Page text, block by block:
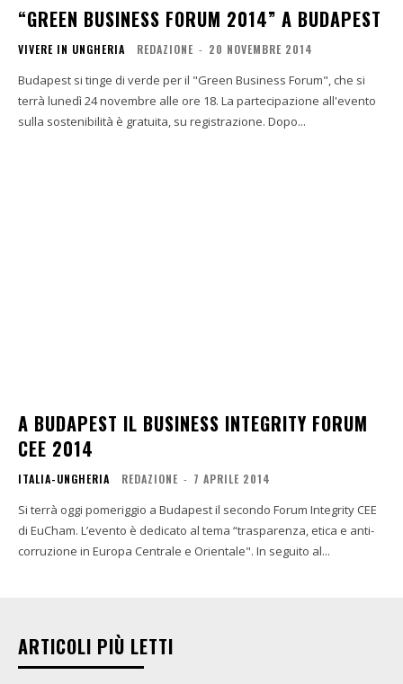
“GREEN BUSINESS FORUM 2014” A BUDAPEST
VIVERE IN UNGHERIA REDAZIONE - 20 NOVEMBRE 2014
Budapest si tinge di verde per il "Green Business Forum", che si
terrà lunedì 24 novembre alle ore 18. La partecipazione all'evento
sulla sostenibilità è gratuita, su registrazione. Dopo...
A BUDAPEST IL BUSINESS INTEGRITY FORUM
CEE 2014
ITALIA-UNGHERIA REDAZIONE - 7 APRILE 2014
Si terrà oggi pomeriggio a Budapest il secondo Forum Integrity CEE
di EuCham. L’evento è dedicato al tema “trasparenza, etica e anti-
corruzione in Europa Centrale e Orientale". In seguito al...
ARTICOLI PIÙ LETTI